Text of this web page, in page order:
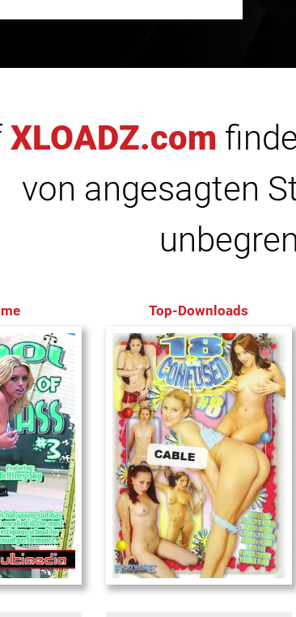
XLOADZ.com
von angesagten
Top-Downloads
18 And Confused #8 - ...